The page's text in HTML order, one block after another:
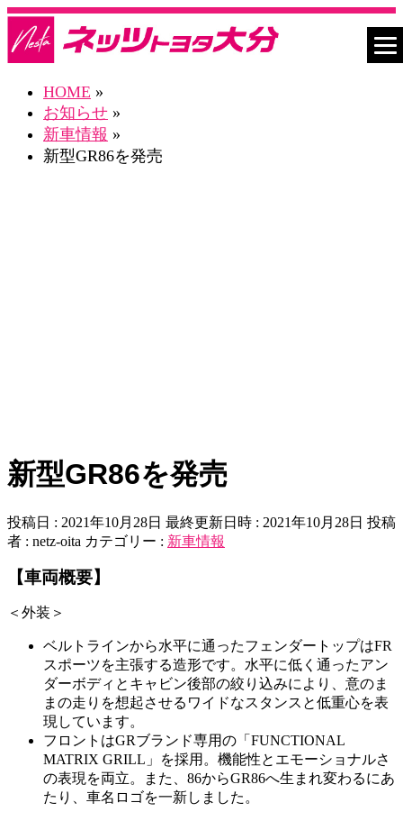
HOME »
お知らせ »
新車情報 »
新型GR86を発売
新型GR86を発売
投稿日 : 2021年10月28日 最終更新日時 : 2021年10月28日 投稿
者 : netz-oita カテゴリー : 新車情報
【車両概要】
＜外装＞
ベルトラインから水平に通ったフェンダートップはFR
スポーツを主張する造形です。水平に低く通ったアン
ダーボディとキャビン後部の絞り込みにより、意のま
まの走りを想起させるワイドなスタンスと低重心を表
現しています。
フロントはGRブランド専用の「FUNCTIONAL
MATRIX GRILL」を採用。機能性とエモーショナルさ
の表現を両立。また、86からGR86へ生まれ変わるにあ
たり、車名ロゴを一新しました。